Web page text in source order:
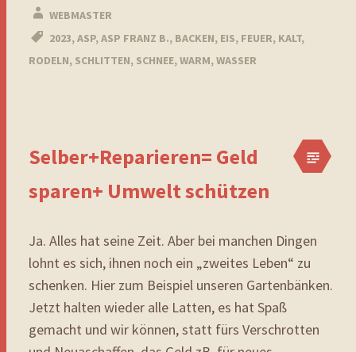
WEBMASTER
2023,ASP,ASP FRANZ B., BACKEN, EIS, FEUER, KALT,
RODELN, SCHLITTEN, SCHNEE,WARM,WASSER
Selber+Reparieren= Geld
sparen+ Umwelt schützen
Ja. Alles hat seine Zeit. Aber bei manchen Dingen
lohnt es sich, ihnen noch ein „zweites Leben“ zu
schenken. Hier zum Beispiel unseren Gartenbänken.
Jetzt halten wieder alle Latten, es hat Spaß
gemacht und wir können, statt fürs Verschrotten